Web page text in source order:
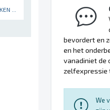
...
bevordert en
en het
vanadiniet de
zelfexpressie
We